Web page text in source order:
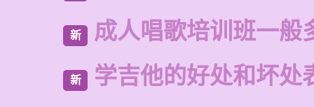
新 成人唱歌培训班一般
新 学吉他的好处和坏处